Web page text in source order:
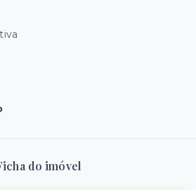
do imóvel